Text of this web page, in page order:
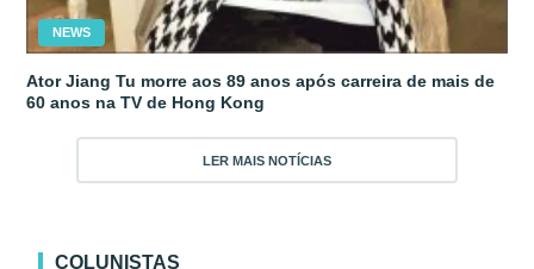
NEWS
Ator Jiang Tu morre aos 89 anos após carreira de mais de
60 anos na TV de Hong Kong
LER MAIS NOTÍCIAS
COLUNISTAS